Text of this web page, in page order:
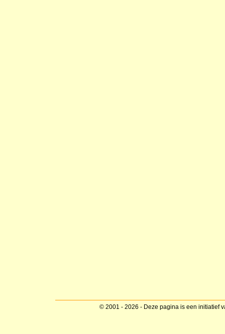
© 2001 - 2026 - Deze pagina is een initiatief